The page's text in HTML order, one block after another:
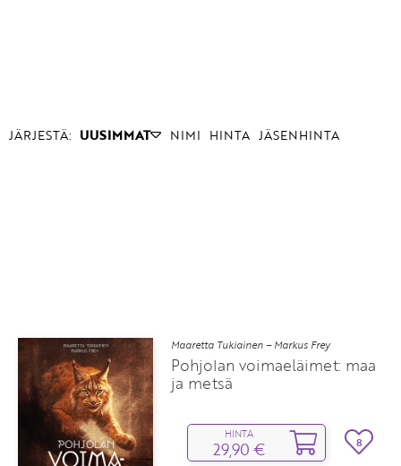
JÄRJESTÄ: UUSIMMAT NIMI HINTA JÄSENHINTA
Maaretta Tukiainen – Markus Frey
Pohjolan voimaeläimet: maa
ja metsä
HINTA
29,90 € 8